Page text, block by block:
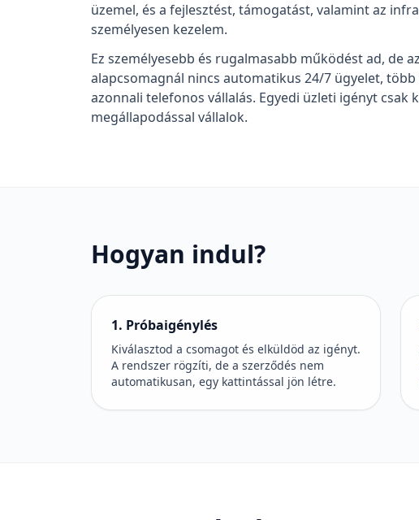
üzemel, és a fejlesztést, támogatást, valamint az
személyesen kezelem.
Ez személyesebb és rugalmasabb működést ad, de
alapcsomagnál nincs automatikus 24/7 ügyelet, több
azonnali telefonos vállalás. Egyedi üzleti igényt csak
megállapodással vállalok.
Hogyan indul?
1. Próbaigénylés
Kiválasztod a csomagot és elküldöd az igényt.
A rendszer rögzíti, de a szerződés nem
automatikusan, egy kattintással jön létre.